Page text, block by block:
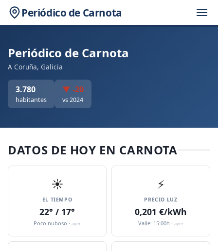
Periódico de Carnota
Periódico de Carnota
A Coruña, Galicia
3.780
habitantes
▼ -20
vs 2024
DATOS DE HOY EN CARNOTA
☀️
EL TIEMPO
22° / 17°
Poco nuboso · ayer
⚡
PRECIO LUZ
0,201 €/kWh
Valle: 15:00h · ayer